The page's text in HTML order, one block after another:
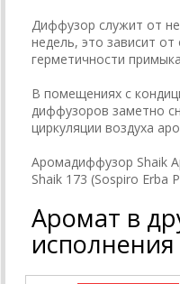
Диффузор служит от
недель, это зависит
герметичности
В помещениях с
диффузоров заметно
циркуляции воздуха
Аромадиффузор Shaik
Shaik 173 (Sospiro Erba
Аромат в
исполнения